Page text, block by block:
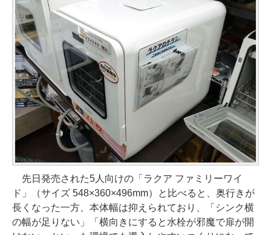
先日発売された5人向けの「ラクア ファミリーワイ
ド」（サイズ 548×360×496mm）と比べると、奥行きが
長くなった一方、本体幅は抑えられており、「シンク横
の幅が足りない」「横向きにすると水栓が邪魔で扉が開